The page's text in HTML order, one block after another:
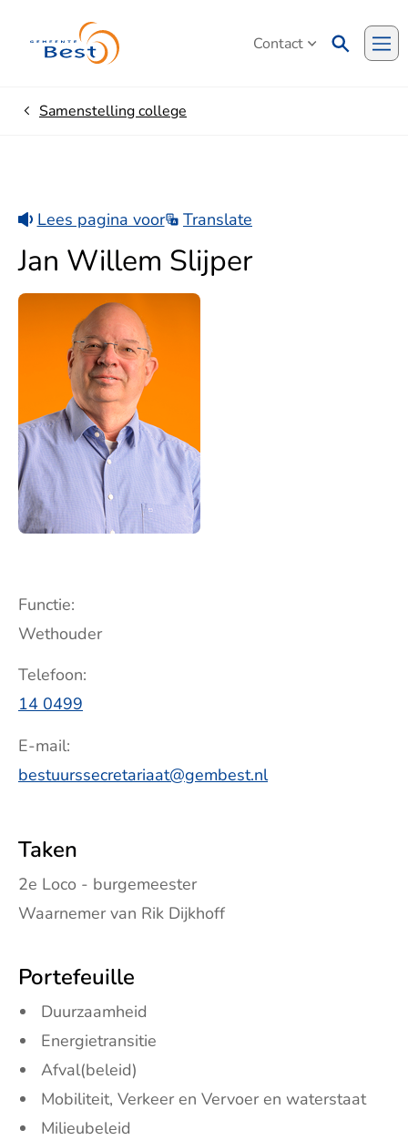
Contact
Home
Samenstelling college
Lees pagina voor Translate
Jan Willem Slijper
Functie
Wethouder
Telefoon
14 0499
E-mail
bestuurssecretariaat@gembest.nl
Taken
2e Loco - burgemeester
Waarnemer van Rik Dijkhoff
Portefeuille
Duurzaamheid
Energietransitie
Afval(beleid)
Mobiliteit, Verkeer en Vervoer en waterstaat
Milieubeleid